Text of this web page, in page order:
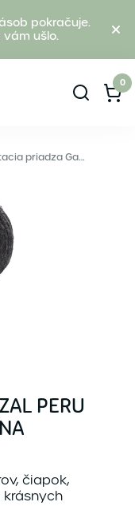
pokračuje.
ušlo.
0
Pletacia priadza Gazzal PERU ALPACA 2304 sivá čierna
PERU
čiapok,
krásnych